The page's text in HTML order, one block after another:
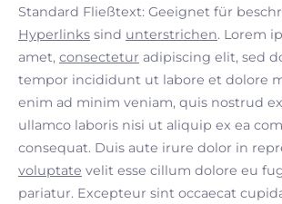
Standard Fließtext: Geeignet für
Hyperlinks sind unterstrichen. Lorem
amet, consectetur adipiscing elit, sed
tempor incididunt ut labore et dolore
enim ad minim veniam, quis nostrud
ullamco laboris nisi ut aliquip ex ea
consequat. Duis aute irure dolor in
voluptate velit esse cillum dolore eu
pariatur. Excepteur sint occaecat